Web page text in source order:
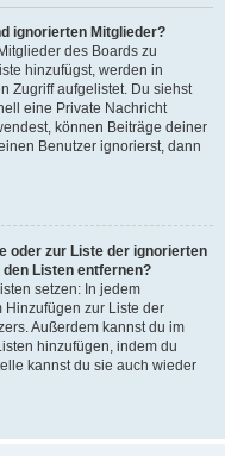
ignorierten Mitglieder?
des Boards zu
hinzufügst, werden in
Zugriff aufgelistet. Du siehst
eine Private Nachricht
können Beiträge deiner
Benutzer ignorierst, dann
oder zur Liste der ignorierten
Listen entfernen?
setzen: In jedem
Hinzufügen zur Liste der
Außerdem kannst du im
hinzufügen, indem du
kannst du sie auch wieder